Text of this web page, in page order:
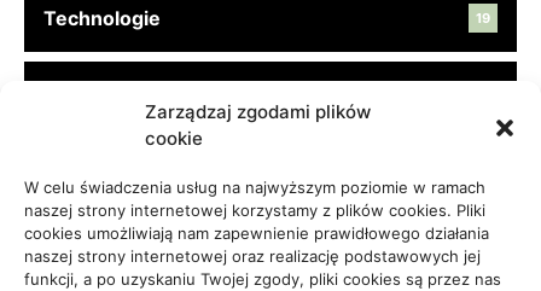
Zarządzaj zgodami plików
cookie
W celu świadczenia usług na najwyższym poziomie w ramach
naszej strony internetowej korzystamy z plików cookies. Pliki
cookies umożliwiają nam zapewnienie prawidłowego działania
naszej strony internetowej oraz realizację podstawowych jej
funkcji, a po uzyskaniu Twojej zgody, pliki cookies są przez nas
Technologie 19
Zdrowie, Medycyna 108